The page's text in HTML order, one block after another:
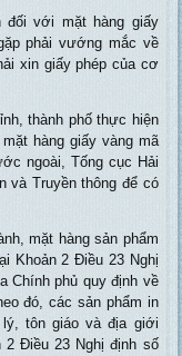
đối với mặt hàng giấy
phải vướng mắc về
xin giấy phép của cơ
thành phố thực hiện
hàng giấy vàng mã
ngoài, Tống cục Hải
và Truyền thông để có
mặt hàng sản phẩm
Khoản 2 Điều 23 Nghị
Chính phủ quy định về
đó, các sản phẩm in
tôn giáo và địa giới
2 Điều 23 Nghị định số